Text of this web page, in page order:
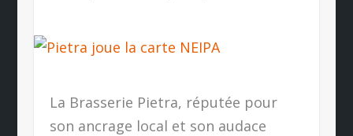
La Brasserie Pietra, réputée pour
son ancrage local et son audace